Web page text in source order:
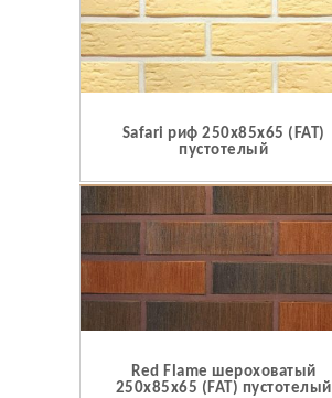
Safari риф 250x85x65 (FAT)
пустотелый
Red Flame шероховатый
250x85x65 (FAT) пустотелый